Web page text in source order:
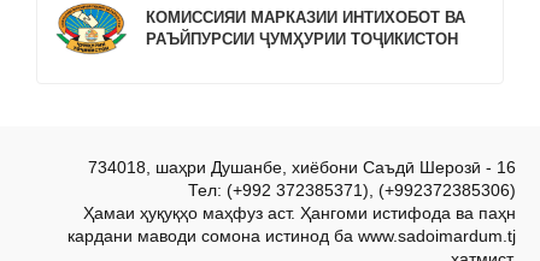
КОМИССИЯИ МАРКАЗИИ ИНТИХОБОТ ВА
РАЪЙПУРСИИ ҶУМҲУРИИ ТОҶИКИСТОН
734018, шаҳри Душанбе, хиёбони Саъдӣ Шерозӣ - 16
Тел: (+992 372385371), (+992372385306)
Ҳамаи ҳуқуқҳо маҳфуз аст. Ҳангоми истифода ва паҳн
кардани маводи сомона истинод ба www.sadoimardum.tj